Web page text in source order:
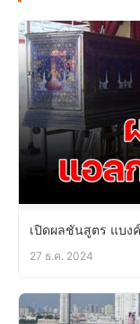
เปิดผลชันสูตร แบง
27 ธ.ค. 2024